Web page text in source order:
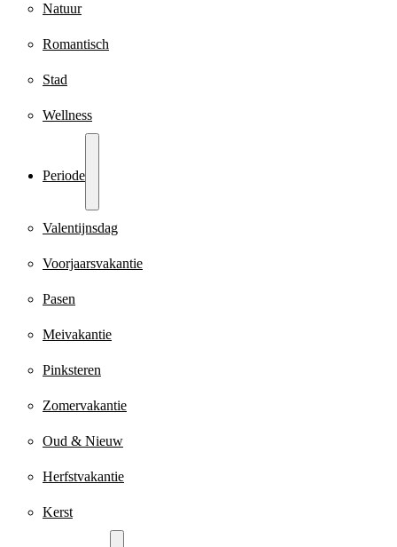
Natuur
Romantisch
Stad
Wellness
Periode
Valentijnsdag
Voorjaarsvakantie
Pasen
Meivakantie
Pinksteren
Zomervakantie
Oud & Nieuw
Herfstvakantie
Kerst